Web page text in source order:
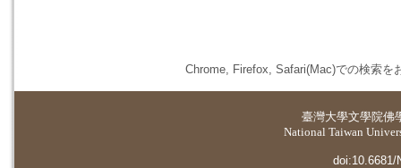
Chrome, Firefox, Safari(Mac)での検索を
臺灣大學文學院佛
National Taiwan
doi:10.6681/